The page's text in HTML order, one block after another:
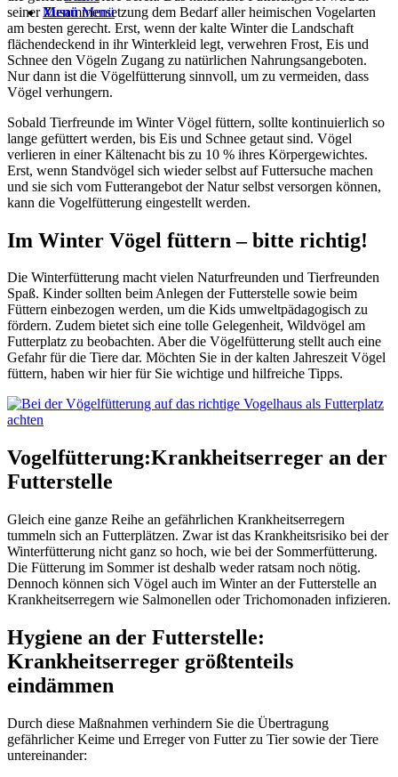
Menü Menü
seiner Zusammensetzung dem Bedarf aller heimischen Vogelarten
am besten gerecht. Erst, wenn der kalte Winter die Landschaft
flächendeckend in ihr Winterkleid legt, verwehren Frost, Eis und
Schnee den Vögeln Zugang zu natürlichen Nahrungsangeboten.
Nur dann ist die Vögelfütterung sinnvoll, um zu vermeiden, dass
Vögel verhungern.
Sobald Tierfreunde im Winter Vögel füttern, sollte kontinuierlich so
lange gefüttert werden, bis Eis und Schnee getaut sind. Vögel
verlieren in einer Kältenacht bis zu 10 % ihres Körpergewichtes.
Erst, wenn Standvögel sich wieder selbst auf Futtersuche machen
und sie sich vom Futterangebot der Natur selbst versorgen können,
kann die Vogelfütterung eingestellt werden.
Im Winter Vögel füttern – bitte richtig!
Die Winterfütterung macht vielen Naturfreunden und Tierfreunden
Spaß. Kinder sollten beim Anlegen der Futterstelle sowie beim
Füttern einbezogen werden, um die Kids umweltpädagogisch zu
fördern. Zudem bietet sich eine tolle Gelegenheit, Wildvögel am
Futterplatz zu beobachten. Aber die Vögelfütterung stellt auch eine
Gefahr für die Tiere dar. Möchten Sie in der kalten Jahreszeit Vögel
füttern, haben wir hier für Sie wichtige und hilfreiche Tipps.
Vogelfütterung:Krankheitserreger an der
Futterstelle
Gleich eine ganze Reihe an gefährlichen Krankheitserregern
tummeln sich an Futterplätzen. Zwar ist das Krankheitsrisiko bei der
Winterfütterung nicht ganz so hoch, wie bei der Sommerfütterung.
Die Fütterung im Sommer ist deshalb weder ratsam noch nötig.
Dennoch können sich Vögel auch im Winter an der Futterstelle an
Krankheitserregern wie Salmonellen oder Trichomonaden infizieren.
Hygiene an der Futterstelle:
Krankheitserreger größtenteils
eindämmen
Durch diese Maßnahmen verhindern Sie die Übertragung
gefährlicher Keime und Erreger von Futter zu Tier sowie der Tiere
untereinander: